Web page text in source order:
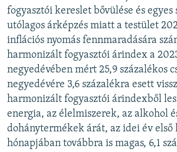
fogyasztói kereslet bővülése és
utólagos árképzés miatt a testület
inflációs nyomás fennmaradására
harmonizált fogyasztói árindex a
negyedévében mért 25,9 százalékos
negyedévére 3,6 százalékra esett
harmonizált fogyasztói árindexből
energia, az élelmiszerek, az alkohol
dohánytermékek árát, az idei év első
hónapjában továbbra is magas, 6,1